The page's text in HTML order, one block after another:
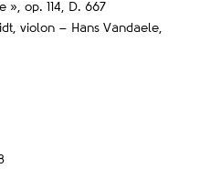
op. 114, D. 667
violon – Hans Vandaele,